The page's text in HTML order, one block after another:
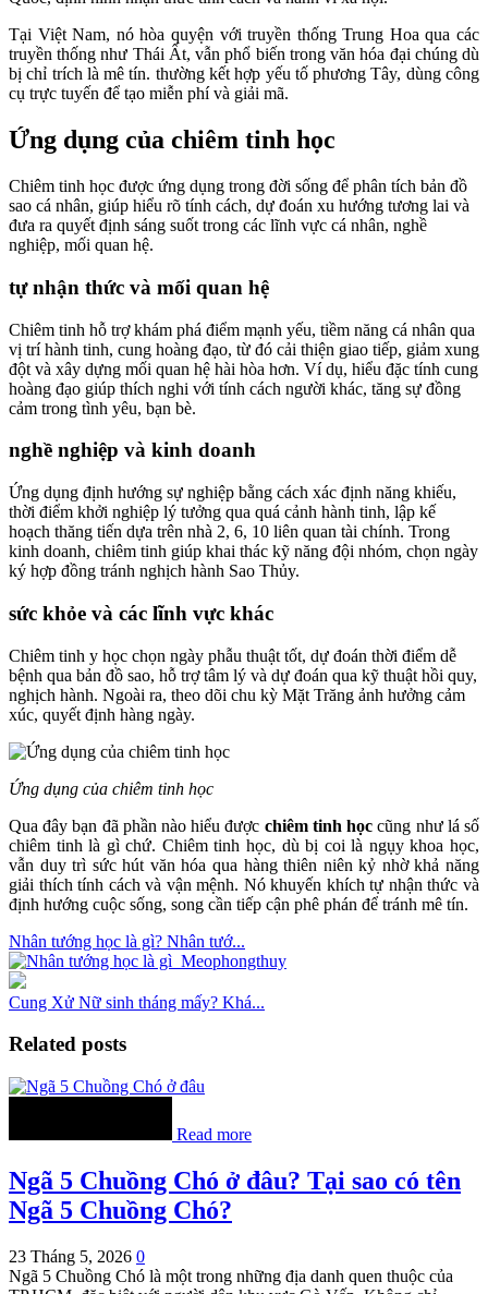
Tại Việt Nam, nó hòa quyện với truyền thống Trung Hoa qua các
truyền thống như Thái Ất, vẫn phổ biến trong văn hóa đại chúng dù
bị chỉ trích là mê tín.​ thường kết hợp yếu tố phương Tây, dùng công
cụ trực tuyến để tạo miễn phí và giải mã.​
Ứng dụng của chiêm tinh học
Chiêm tinh học được ứng dụng trong đời sống để phân tích bản đồ
sao cá nhân, giúp hiểu rõ tính cách, dự đoán xu hướng tương lai và
đưa ra quyết định sáng suốt trong các lĩnh vực cá nhân, nghề
nghiệp, mối quan hệ.​
tự nhận thức và mối quan hệ
Chiêm tinh hỗ trợ khám phá điểm mạnh yếu, tiềm năng cá nhân qua
vị trí hành tinh, cung hoàng đạo, từ đó cải thiện giao tiếp, giảm xung
đột và xây dựng mối quan hệ hài hòa hơn. Ví dụ, hiểu đặc tính cung
hoàng đạo giúp thích nghi với tính cách người khác, tăng sự đồng
cảm trong tình yêu, bạn bè.​
nghề nghiệp và kinh doanh
Ứng dụng định hướng sự nghiệp bằng cách xác định năng khiếu,
thời điểm khởi nghiệp lý tưởng qua quá cảnh hành tinh, lập kế
hoạch thăng tiến dựa trên nhà 2, 6, 10 liên quan tài chính. Trong
kinh doanh, chiêm tinh giúp khai thác kỹ năng đội nhóm, chọn ngày
ký hợp đồng tránh nghịch hành Sao Thủy.​​
sức khỏe và các lĩnh vực khác
Chiêm tinh y học chọn ngày phẫu thuật tốt, dự đoán thời điểm dễ
bệnh qua bản đồ sao, hỗ trợ tâm lý và dự đoán qua kỹ thuật hồi quy,
nghịch hành. Ngoài ra, theo dõi chu kỳ Mặt Trăng ảnh hưởng cảm
xúc, quyết định hàng ngày.
Ứng dụng của chiêm tinh học
Qua đây bạn đã phần nào hiểu được chiêm tinh học cũng như lá số
chiêm tinh là gì chứ. Chiêm tinh học, dù bị coi là ngụy khoa học,
vẫn duy trì sức hút văn hóa qua hàng thiên niên kỷ nhờ khả năng
giải thích tính cách và vận mệnh.​ Nó khuyến khích tự nhận thức và
định hướng cuộc sống, song cần tiếp cận phê phán để tránh mê tín.
Nhân tướng học là gì? Nhân tướ...
Cung Xử Nữ sinh tháng mấy? Khá...
Related posts
Read more
Ngã 5 Chuồng Chó ở đâu? Tại sao có tên
Ngã 5 Chuồng Chó?
23 Tháng 5, 2026 0
Ngã 5 Chuồng Chó là một trong những địa danh quen thuộc của